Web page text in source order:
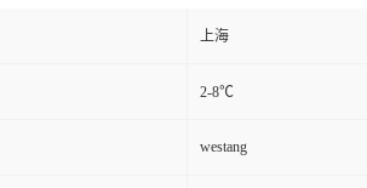
上海
2-8℃
westang